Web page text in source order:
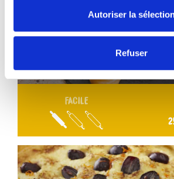
Autoriser la
Refuser
LA GUINDÉE
FACILE